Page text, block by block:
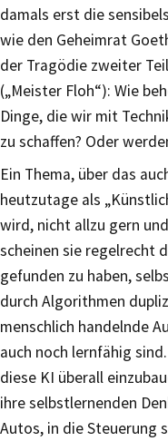
damals erst die
wie den Geheimrat
der Tragödie zweiter
(„Meister Floh“): Wie
Dinge, die wir mit
zu schaffen? Oder
Ein Thema, über das
heutzutage als
wird, nicht allzu gern
scheinen sie regelrecht
gefunden zu haben,
durch Algorithmen
menschlich handelnde
auch noch lernfähig
diese KI überall
ihre selbstlernenden
Autos, in die Steuerung